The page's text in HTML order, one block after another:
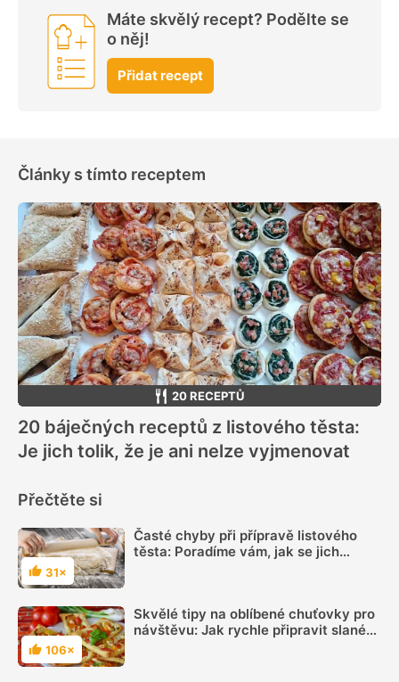
Máte skvělý recept? Podělte se
o něj!
Přidat recept
Články s tímto receptem
20 RECEPTŮ
20 báječných receptů z listového těsta:
Je jich tolik, že je ani nelze vyjmenovat
Přečtěte si
Hodnocení
31×
Časté chyby při přípravě listového
těsta: Poradíme vám, jak se jich
Hodnocení
106×
Skvělé tipy na oblíbené chuťovky pro
návštěvu: Jak rychle připravit slané